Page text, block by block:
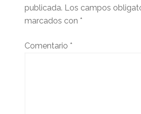
publicada. Los campos
marcados con *
Comentario *